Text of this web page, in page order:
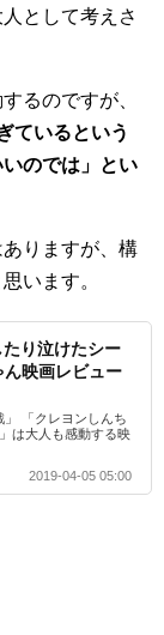
として考えさ
るのですが、
ているという
のでは」とい
りますが、構
います。
り泣けたシー
映画レビュー
「クレヨンしんち
は大人も感動する映
2019-04-05 05:00